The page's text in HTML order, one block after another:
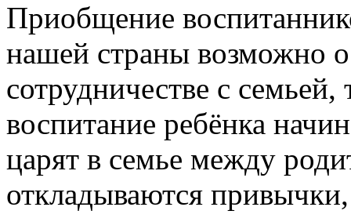
Приобщение
нашей страны возможно
сотрудничестве с
воспитание ребёнка
царят в семье между
откладываются